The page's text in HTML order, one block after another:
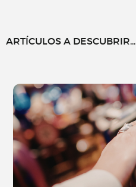
ARTÍCULOS A DESCUBRIR...